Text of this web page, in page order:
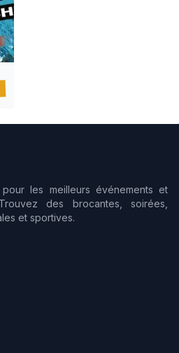
les meilleurs événements et
des brocantes, soirées,
et sportives.